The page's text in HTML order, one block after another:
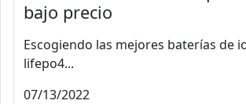
bajo precio
Escogiendo las mejores baterías de
lifepo4...
07/13/2022